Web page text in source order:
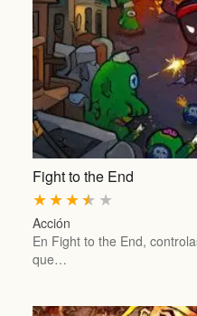
Fight to the End
★
★
★
★
★
Acción
En Fight to the End,
que…